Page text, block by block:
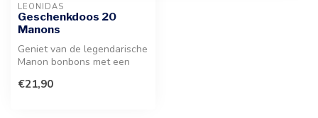
LEONIDAS
Geschenkdoos 20
Manons
Geniet van de legendarische
Manon bonbons met een
roomboter...
€21,90